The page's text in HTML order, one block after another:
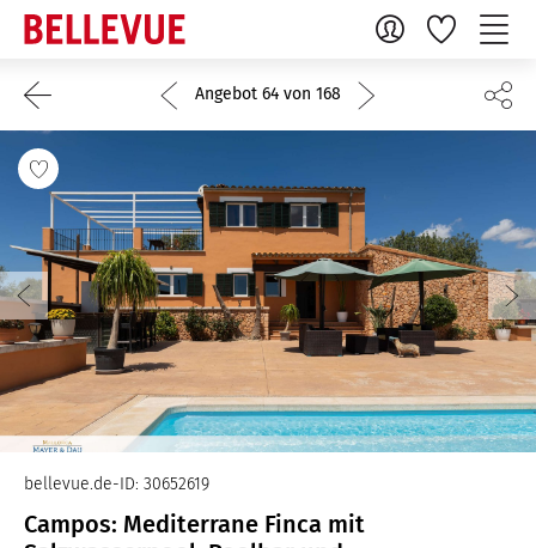
Angebot 64 von 168
bellevue.de-ID: 30652619
Campos: Mediterrane Finca mit